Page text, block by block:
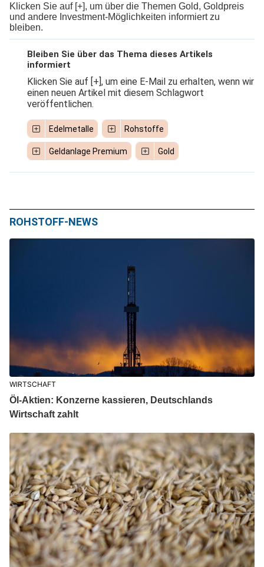
Klicken Sie auf [+], um über die Themen Gold, Goldpreis
und andere Investment-Möglichkeiten informiert zu
bleiben.
Bleiben Sie über das Thema dieses Artikels
informiert
Klicken Sie auf [+], um eine E-Mail zu erhalten, wenn wir
einen neuen Artikel mit diesem Schlagwort
veröffentlichen.
Edelmetalle Rohstoffe
Geldanlage Premium Gold
ROHSTOFF-NEWS
WIRTSCHAFT
Öl-Aktien: Konzerne kassieren, Deutschlands
Wirtschaft zahlt